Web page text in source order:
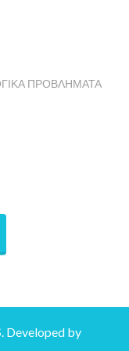
ΠΡΟΒΛΉΜΑΤΑ
. Developed by